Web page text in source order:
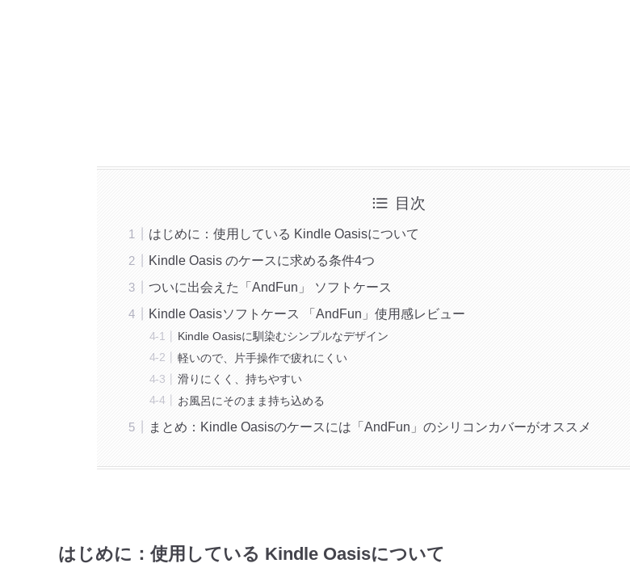
目次
はじめに：使用している Kindle Oasisについて
Kindle Oasis のケースに求める条件4つ
ついに出会えた「AndFun」 ソフトケース
Kindle Oasisソフトケース 「AndFun」使用感レビュー
Kindle Oasisに馴染むシンプルなデザイン
軽いので、片手操作で疲れにくい
滑りにくく、持ちやすい
お風呂にそのまま持ち込める
まとめ：Kindle Oasisのケースには「AndFun」のシリコンカバーがオススメ
はじめに：使用している Kindle Oasisについて